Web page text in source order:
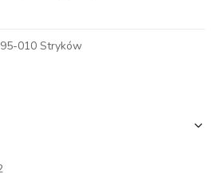
010 Stryków